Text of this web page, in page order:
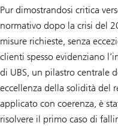
Pur dimostrandosi critica
normativo dopo la crisi del
misure richieste, senza
clienti spesso evidenziano
di UBS, un pilastro centrale
eccellenza della solidità del
applicato con coerenza, è
risolvere il primo caso di